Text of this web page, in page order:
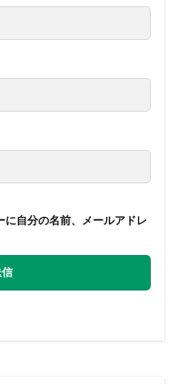
自分の名前、メールアドレ